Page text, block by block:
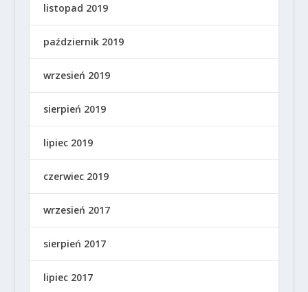
listopad 2019
październik 2019
wrzesień 2019
sierpień 2019
lipiec 2019
czerwiec 2019
wrzesień 2017
sierpień 2017
lipiec 2017